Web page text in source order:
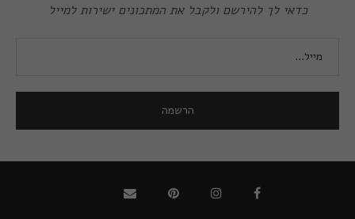
כדאי לך להירשם ולקבל את המתכונים ישירות למייל